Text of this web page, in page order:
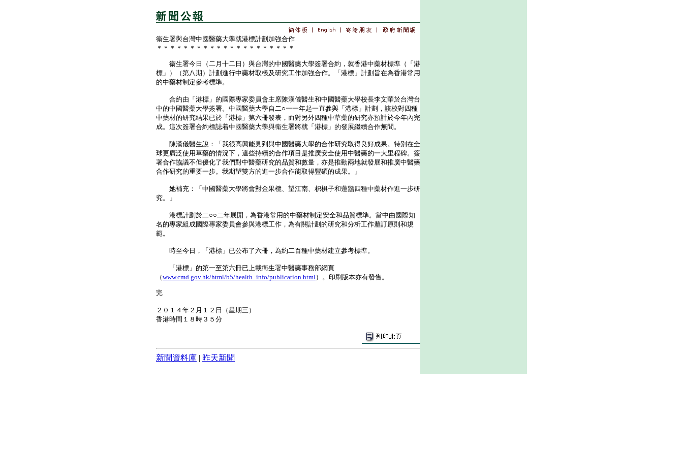
衞生署與台灣中國醫藥大學就港標計劃加強合作
＊＊＊＊＊＊＊＊＊＊＊＊＊＊＊＊＊＊＊＊＊
衞生署今日（二月十二日）與台灣的中國醫藥大學簽署合約，就香港中藥材標準（「港
標」）（第八期）計劃進行中藥材取樣及研究工作加強合作。「港標」計劃旨在為香港常用
的中藥材制定參考標準。
合約由「港標」的國際專家委員會主席陳漢儀醫生和中國醫藥大學校長李文華於台灣台
中的中國醫藥大學簽署。中國醫藥大學自二○一一年起一直參與「港標」計劃，該校對四種
中藥材的研究結果已於「港標」第六冊發表，而對另外四種中草藥的研究亦預計於今年內完
成。這次簽署合約標誌着中國醫藥大學與衞生署將就「港標」的發展繼續合作無間。
陳漢儀醫生說：「我很高興能見到與中國醫藥大學的合作研究取得良好成果。特別在全
球更廣泛使用草藥的情況下，這些持續的合作項目是推廣安全使用中醫藥的一大里程碑。簽
署合作協議不但優化了我們對中醫藥研究的品質和數量，亦是推動兩地就發展和推廣中醫藥
合作研究的重要一步。我期望雙方的進一步合作能取得豐碩的成果。」
她補充：「中國醫藥大學將會對金果欖、望江南、枳椇子和蓮鬚四種中藥材作進一步研
究。」
港標計劃於二○○二年展開，為香港常用的中藥材制定安全和品質標準。當中由國際知
名的專家組成國際專家委員會參與港標工作，為有關計劃的研究和分析工作釐訂原則和規
範。
時至今日，「港標」已公布了六冊，為約二百種中藥材建立參考標準。
「港標」的第一至第六冊已上載衞生署中醫藥事務部網頁
（www.cmd.gov.hk/html/b5/health_info/publication.html）。印刷版本亦有發售。
完
２０１４年２月１２日（星期三）
香港時間１８時３５分
新聞資料庫 | 昨天新聞